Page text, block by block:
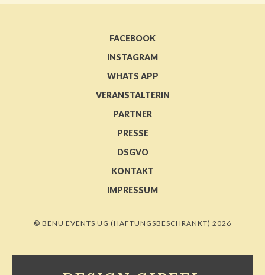
FACEBOOK
INSTAGRAM
WHATS APP
VERANSTALTERIN
PARTNER
PRESSE
DSGVO
KONTAKT
IMPRESSUM
© BENU EVENTS UG (HAFTUNGSBESCHRÄNKT) 2026